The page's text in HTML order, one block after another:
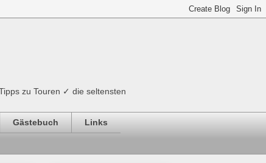
zu Touren ✓ die seltensten
Gästebuch Links